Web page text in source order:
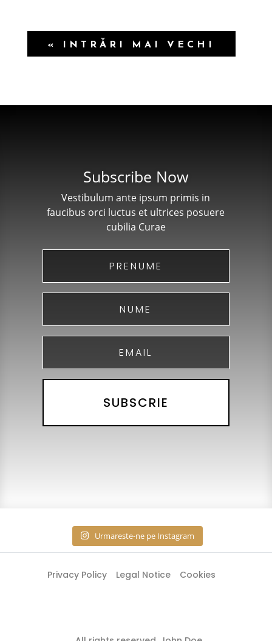
« INTRĂRI MAI VECHI
Subscribe Now
Vestibulum ante ipsum primis in
faucibus orci luctus et ultrices posuere
cubilia Curae
SUBSCRIE
Urmareste-ne pe Instagram
Privacy Policy Legal Notice Cookies